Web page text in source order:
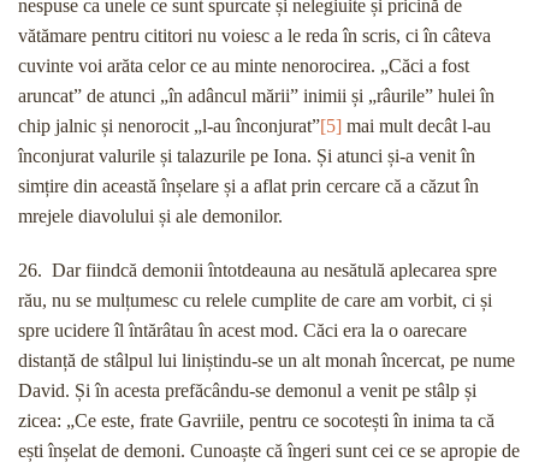
nespuse ca unele ce sunt spurcate și nelegiuite și pricină de
vătămare pentru cititori nu voiesc a le reda în scris, ci în câteva
cuvinte voi arăta celor ce au minte nenorocirea. „Căci a fost
aruncat” de atunci „în adâncul mării” inimii și „râurile” hulei în
chip jalnic și nenorocit „l-au înconjurat”[5] mai mult decât l-au
înconjurat valurile și talazurile pe Iona. Și atunci și-a venit în
simțire din această înșelare și a aflat prin cercare că a căzut în
mrejele diavolului și ale demonilor.
26. Dar fiindcă demonii întotdeauna au nesătulă aplecarea spre
rău, nu se mulțumesc cu relele cumplite de care am vorbit, ci și
spre ucidere îl întărâtau în acest mod. Căci era la o oarecare
distanță de stâlpul lui liniștindu-se un alt monah încercat, pe nume
David. Și în acesta prefăcându-se demonul a venit pe stâlp și
zicea: „Ce este, frate Gavriile, pentru ce socotești în inima ta că
ești înșelat de demoni. Cunoaște că îngeri sunt cei ce se apropie de